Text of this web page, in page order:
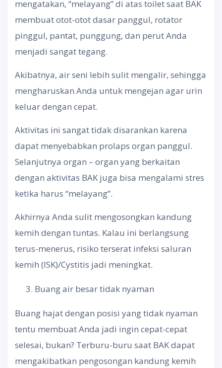
mengatakan, “melayang” di atas toilet saat BAK
membuat otot-otot dasar panggul, rotator
pinggul, pantat, punggung, dan perut Anda
menjadi sangat tegang.
Akibatnya, air seni lebih sulit mengalir, sehingga
mengharuskan Anda untuk mengejan agar urin
keluar dengan cepat.
Aktivitas ini sangat tidak disarankan karena
dapat menyebabkan prolaps organ panggul.
Selanjutnya organ – organ yang berkaitan
dengan aktivitas BAK juga bisa mengalami stres
ketika harus “melayang”.
Akhirnya Anda sulit mengosongkan kandung
kemih dengan tuntas. Kalau ini berlangsung
terus-menerus, risiko terserat infeksi saluran
kemih (ISK)/Cystitis jadi meningkat.
Buang air besar tidak nyaman
Buang hajat dengan posisi yang tidak nyaman
tentu membuat Anda jadi ingin cepat-cepat
selesai, bukan? Terburu-buru saat BAK dapat
mengakibatkan pengosongan kandung kemih